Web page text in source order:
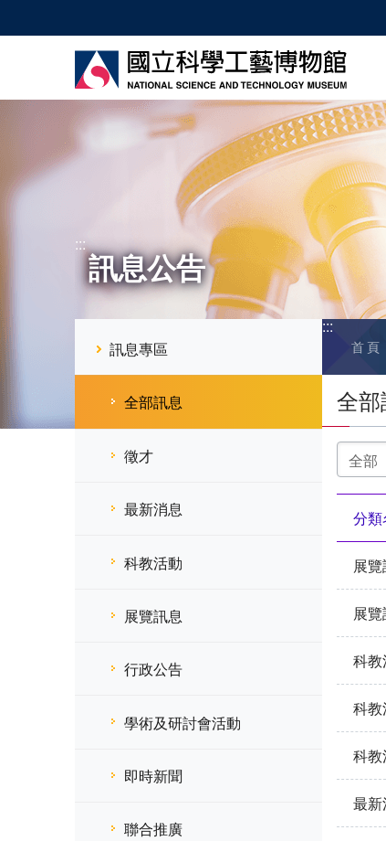
主
:::
訊息公告
訊息專區
全部訊息
徵才
最新消息
科教活動
展覽訊息
行政公告
學術及研討會活動
即時新聞
聯合推廣
:::
首頁
全
選
擇
分
類
分
展
展
科
科
科
最